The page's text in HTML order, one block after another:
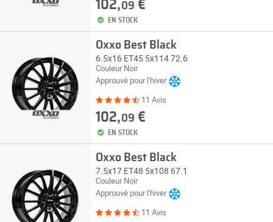
102,09 €
EN STOCK
Oxxo Best Black
6.5x16 ET45 5x114 72.6
Couleur Noir
Approuvé pour l'hiver
11 Avis
102,09 €
EN STOCK
Oxxo Best Black
7.5x17 ET48 5x108 67.1
Couleur Noir
Approuvé pour l'hiver
11 Avis